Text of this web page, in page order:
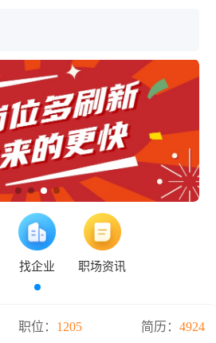
找企业 职场资讯
职位： 1205 简历： 4924